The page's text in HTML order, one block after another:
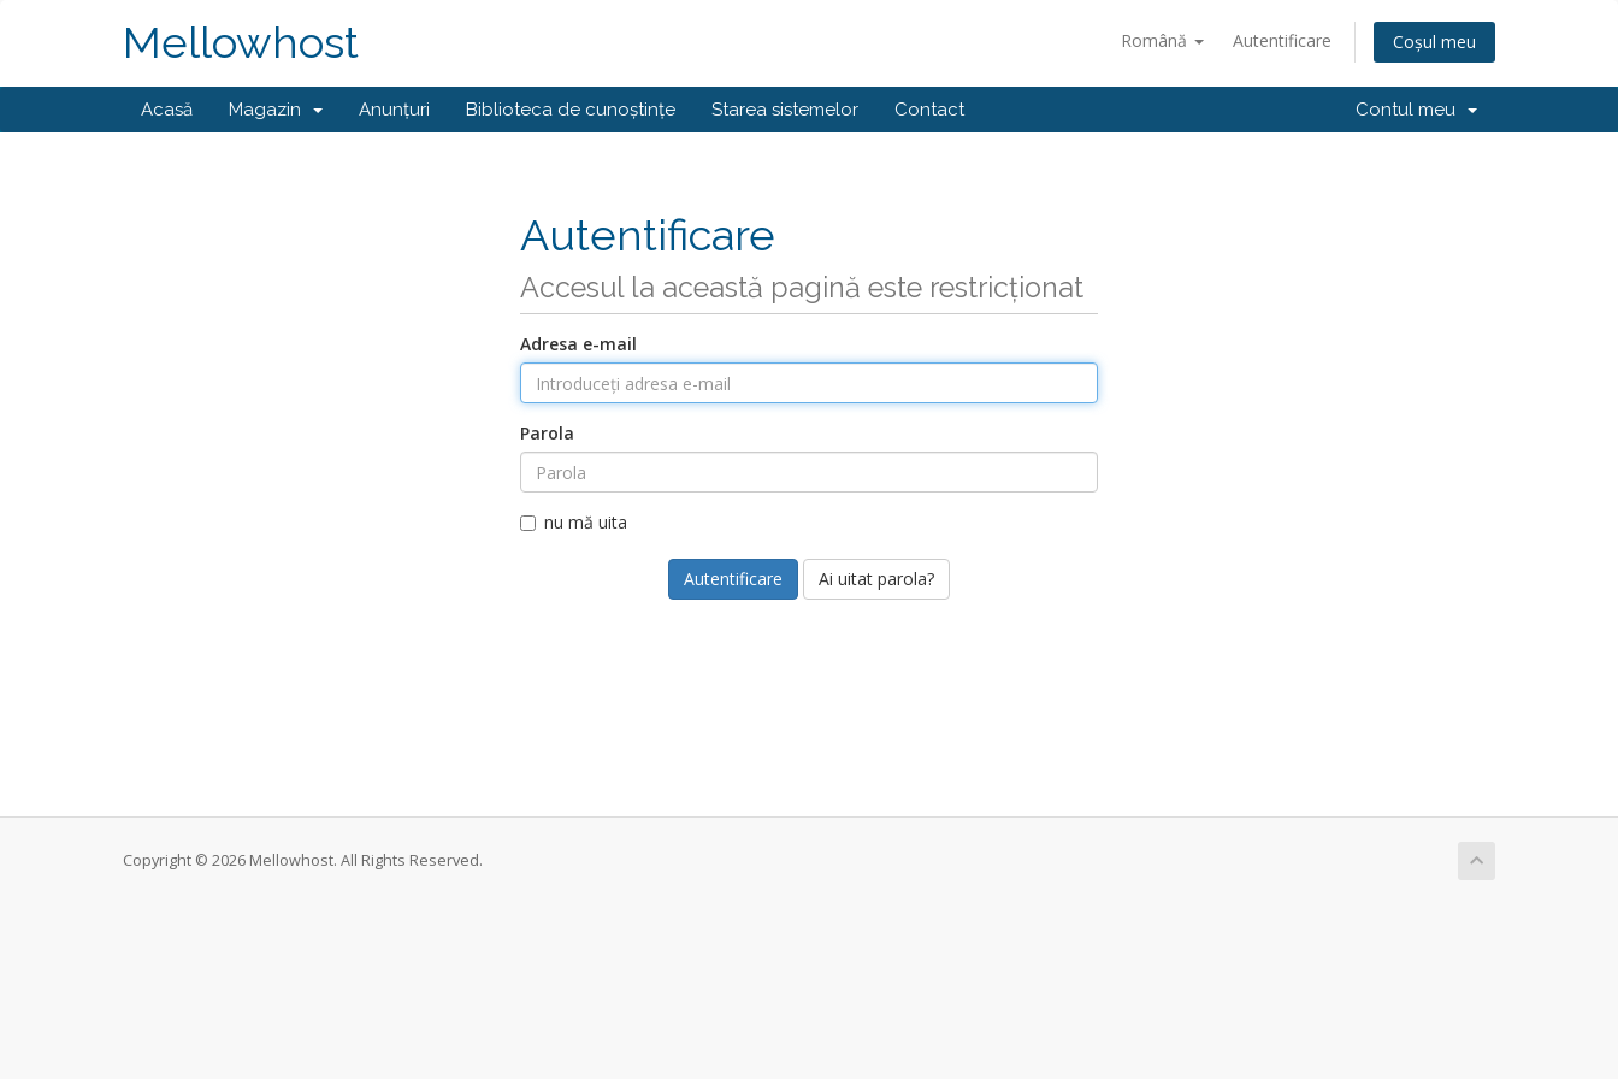
Română Autentificare Coșul meu
Mellowhost
Acasă Magazin Anunțuri Biblioteca de cunoștințe Starea sistemelor Contact Contul meu
Autentificare
Accesul la această pagină este restricționat
Adresa e-mail
Parola
nu mă uita
Ai uitat parola?
Copyright © 2026 Mellowhost. All Rights Reserved.